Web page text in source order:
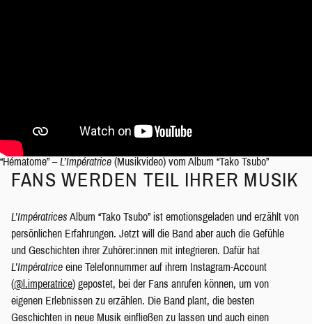
“Hématome” –L’Impératrice (Musikvideo) vom Album “Tako Tsubo”
FANS WERDEN TEIL IHRER MUSIK
L’Impératrices Album “Tako Tsubo” ist emotionsgeladen und erzählt von
persönlichen Erfahrungen. Jetzt will die Band aber auch die Gefühle
und Geschichten ihrer Zuhörer:innen mit integrieren. Dafür hat
L’Impératrice eine Telefonnummer auf ihrem Instagram-Account
(@l.imperatrice) gepostet, bei der Fans anrufen können, um von
eigenen Erlebnissen zu erzählen. Die Band plant, die besten
Geschichten in neue Musik einfließen zu lassen und auch einen